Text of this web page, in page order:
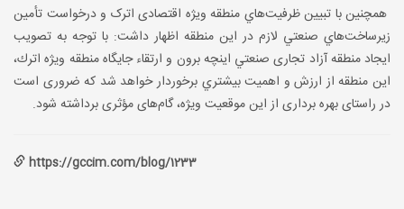
همچنين با تبیين ظرفيت‌هاي منطقه ویژه اقتصادی اترک و درخواست تأمین
زیرساخت‌هاي صنعتي لازم در این منطقه اظهار داشت: با توجه به تصویب
ایجاد منطقه آزاد تجاری صنعتي اینچه برون و ارتقاء جايگاه منطقه ويژه اترك،
این منطقه از ارزش و اهمیت بيشتري برخوردار خواهد شد که ضروری است
در راستای بهره برداری از این موقعيت ويژه، گام‌های مؤثری برداشته شود.
https://gccim.com/blog/1233